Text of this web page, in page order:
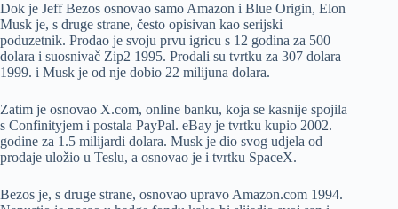
Dok je Jeff Bezos osnovao samo Amazon i Blue Origin, Elon
Musk je, s druge strane, često opisivan kao serijski
poduzetnik. Prodao je svoju prvu igricu s 12 godina za 500
dolara i suosnivač Zip2 1995. Prodali su tvrtku za 307 dolara
1999. i Musk je od nje dobio 22 milijuna dolara.
Zatim je osnovao X.com, online banku, koja se kasnije spojila
s Confinityjem i postala PayPal. eBay je tvrtku kupio 2002.
godine za 1.5 milijardi dolara. Musk je dio svog udjela od
prodaje uložio u Teslu, a osnovao je i tvrtku SpaceX.
Bezos je, s druge strane, osnovao upravo Amazon.com 1994.